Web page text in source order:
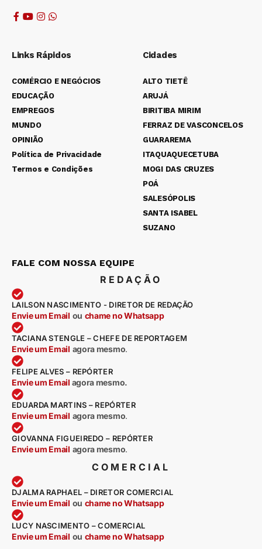
Links Rápidos
COMÉRCIO E NEGÓCIOS
EDUCAÇÃO
EMPREGOS
MUNDO
OPINIÃO
Política de Privacidade
Termos e Condições
Cidades
ALTO TIETÊ
ARUJÁ
BIRITIBA MIRIM
FERRAZ DE VASCONCELOS
GUARAREMA
ITAQUAQUECETUBA
MOGI DAS CRUZES
POÁ
SALESÓPOLIS
SANTA ISABEL
SUZANO
FALE COM NOSSA EQUIPE
REDAÇÃO
LAILSON NASCIMENTO - DIRETOR DE REDAÇÃO
Envie um Email ou chame no Whatsapp
TACIANA STENGLE – CHEFE DE REPORTAGEM
Envie um Email agora mesmo.
FELIPE ALVES – REPÓRTER
Envie um Email agora mesmo.
EDUARDA MARTINS – REPÓRTER
Envie um Email agora mesmo.
GIOVANNA FIGUEIREDO – REPÓRTER
Envie um Email agora mesmo.
COMERCIAL
DJALMA RAPHAEL – DIRETOR COMERCIAL
Envie um Email ou chame no Whatsapp
LUCY NASCIMENTO – COMERCIAL
Envie um Email ou chame no Whatsapp